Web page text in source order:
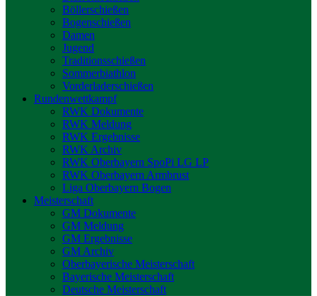
Böllerschießen
Bogenschießen
Damen
Jugend
Traditionsschießen
Sommerbiathlon
Vorderladerschießen
Rundenwettkampf
RWK Dokumente
RWK Meldung
RWK Ergebnisse
RWK Archiv
RWK Oberbayern SpoPi LG LP
RWK Oberbayern Armbrust
Liga Oberbayern Bogen
Meisterschaft
GM Dokumente
GM Meldung
GM Ergebnisse
GM Archiv
Oberbayerische Meisterschaft
Bayerische Meisterschaft
Deutsche Meisterschaft